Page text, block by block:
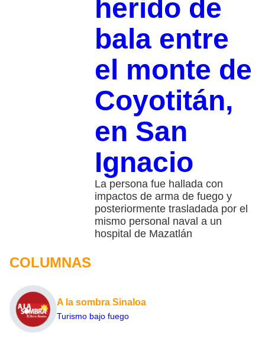
herido de
bala entre
el monte de
Coyotitán,
en San
Ignacio
La persona fue hallada con
impactos de arma de fuego y
posteriormente trasladada por el
mismo personal naval a un
hospital de Mazatlán
COLUMNAS
A la sombra Sinaloa
Turismo bajo fuego